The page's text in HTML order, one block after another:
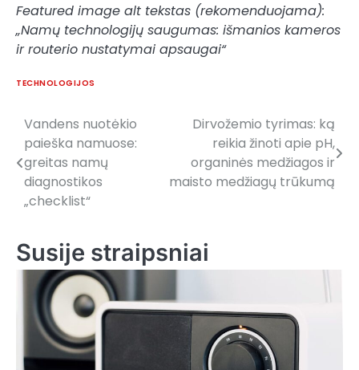
Featured image alt tekstas (rekomenduojama):
„Namų technologijų saugumas: išmanios kameros
ir routerio nustatymai apsaugai“
TECHNOLOGIJOS
Post
navigation
Vandens nuotėkio
paieška namuose:
greitas namų
diagnostikos
„checklist“
Dirvožemio tyrimas: ką
reikia žinoti apie pH,
organinės medžiagos ir
maisto medžiagų trūkumą
Susije straipsniai